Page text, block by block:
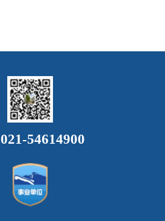
021-54614900